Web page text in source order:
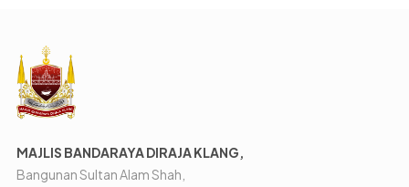
MAJLIS BANDARAYA DIRAJA KLANG,
Bangunan Sultan Alam Shah,